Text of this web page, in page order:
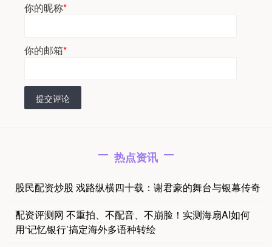
你的昵称*
你的邮箱*
提交评论
热点资讯
股民配资炒股 戏路纵横四十载：谢君豪的舞台与银幕传奇
配资评测网 不重拍、不配音、不崩脸！实测海扇AI如何
用‘记忆银行’搞定海外多语种转绘